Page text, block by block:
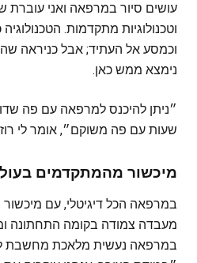
עושים סיור במרפאה ואני עוברת
וטכנולוגיות מתקדמות.
וכמסע אל העתיד; אבל כניראה
נימצא ממש כאן.
שעות עם פה משוקם״, אומר לי
מיכשור מהמתקדמים
במרפאה הכל דיגיטלי, עם
מעבדה צמודה בקומה התחתונה
במרפאה נעשית מלאכת מחשבת